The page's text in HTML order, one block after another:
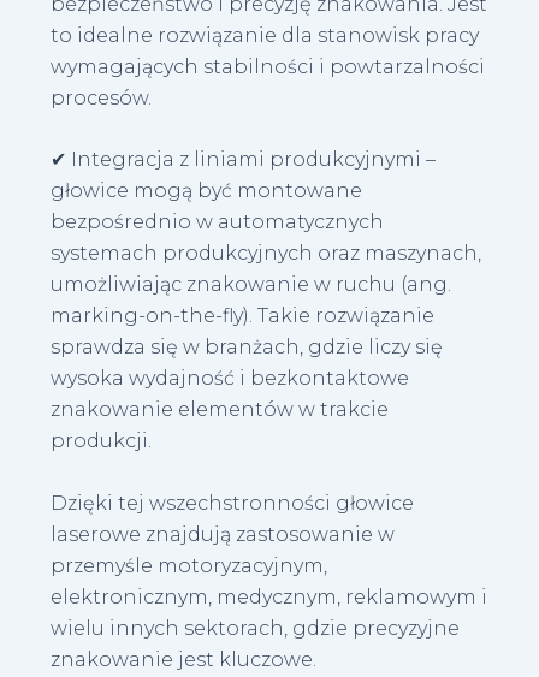
to idealne rozwiązanie dla stanowisk pracy
wymagających stabilności i powtarzalności
procesów.
✔ Integracja z liniami produkcyjnymi –
głowice mogą być montowane
bezpośrednio w automatycznych
systemach produkcyjnych oraz maszynach,
umożliwiając znakowanie w ruchu (ang.
marking-on-the-fly). Takie rozwiązanie
sprawdza się w branżach, gdzie liczy się
wysoka wydajność i bezkontaktowe
znakowanie elementów w trakcie
produkcji.
Dzięki tej wszechstronności głowice
laserowe znajdują zastosowanie w
przemyśle motoryzacyjnym,
elektronicznym, medycznym, reklamowym i
wielu innych sektorach, gdzie precyzyjne
znakowanie jest kluczowe.